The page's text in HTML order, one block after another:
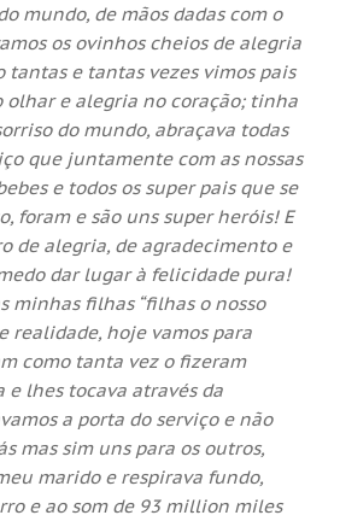
mundo, de mãos dadas com o
os ovinhos cheios de alegria
tantas e tantas vezes vimos pais
olhar e alegria no coração; tinha
do mundo, abraçava todas
que juntamente com as nossas
e todos os super pais que se
foram e são uns super heróis! E
de alegria, de agradecimento e
dar lugar à felicidade pura!
minhas filhas “filhas o nosso
realidade, hoje vamos para
como tanta vez o fizeram
e lhes tocava através da
a porta do serviço e não
mas sim uns para os outros,
marido e respirava fundo,
e ao som de 93 million miles